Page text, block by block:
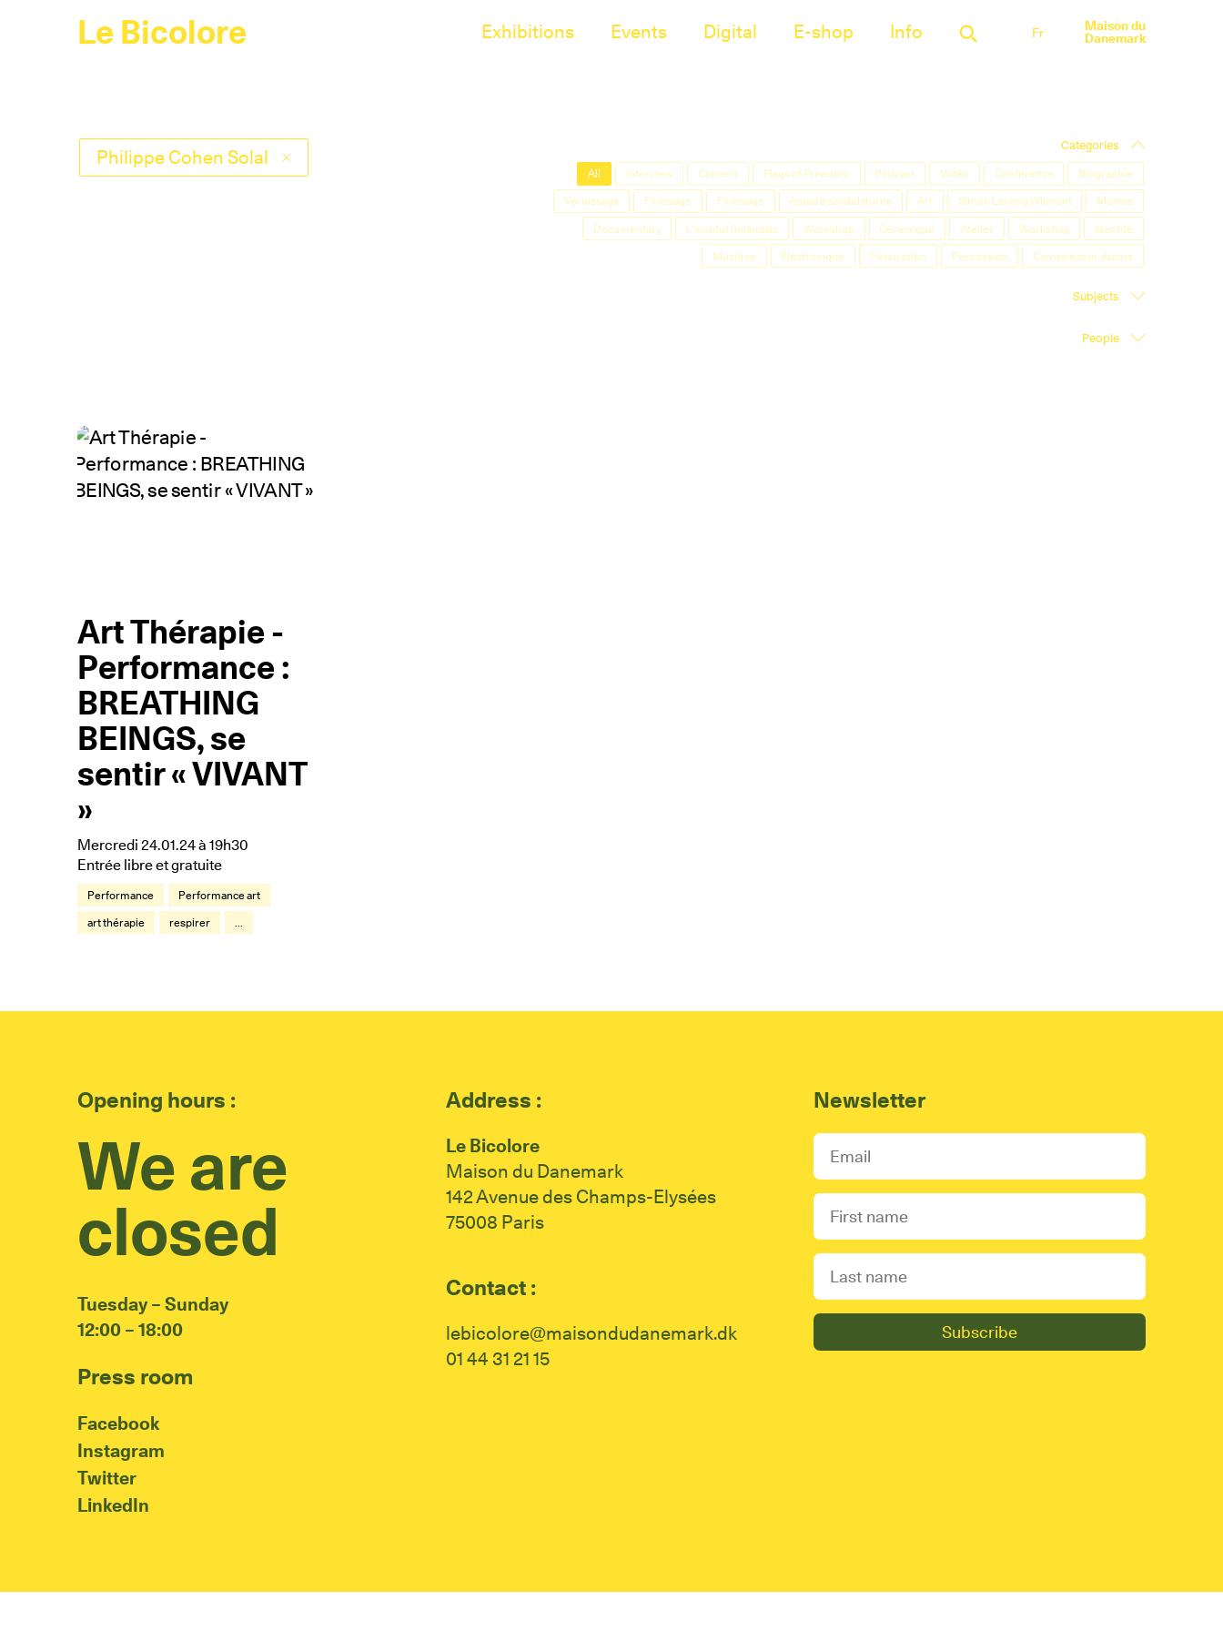
Le Bicolore Exhibitions Events Digital E-shop Info Fr Maison du
Danemark
Philippe Cohen Solal Categories
All Interview Concert Flags of Freedom Podcast Vidéo Conférence
Biographie
Vernissage
Finissage Finissage Appel à candidatures Art Simon Lereng Wilmont
Movies
Documentary
L'Institut finlandais Workshop Céramique Atelier Workshop
Identité
Musique
Électronique Percussion Percussion Compositeur danois
Subjects
People
Art Thérapie -
Performance :
BREATHING
BEINGS, se
sentir « VIVANT
»
Mercredi 24.01.24 à 19h30
Entrée libre et gratuite
Performance
Performance art
art thérapie
respirer ...
Opening hours :
We are
closed
Tuesday – Sunday
12:00 – 18:00
Press room
Facebook
Instagram
Twitter
LinkedIn
Address :
Le Bicolore
Maison du Danemark
142 Avenue des Champs-Elysées
75008 Paris
Contact :
lebicolore@maisondudanemark.dk
01 44 31 21 15
Newsletter